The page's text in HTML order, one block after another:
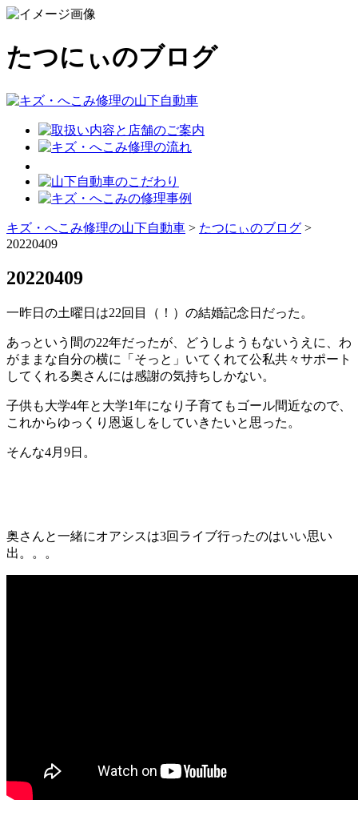
たつにぃのブログ
キズ・へこみ修理の山下自動車 > たつにぃのブログ >
20220409
20220409
一昨日の土曜日は22回目（！）の結婚記念日だった。
あっという間の22年だったが、どうしようもないうえに、わ
がままな自分の横に「そっと」いてくれて公私共々サポート
してくれる奥さんには感謝の気持ちしかない。
子供も大学4年と大学1年になり子育てもゴール間近なので、
これからゆっくり恩返しをしていきたいと思った。
そんな4月9日。
奥さんと一緒にオアシスは3回ライブ行ったのはいい思い
出。。。